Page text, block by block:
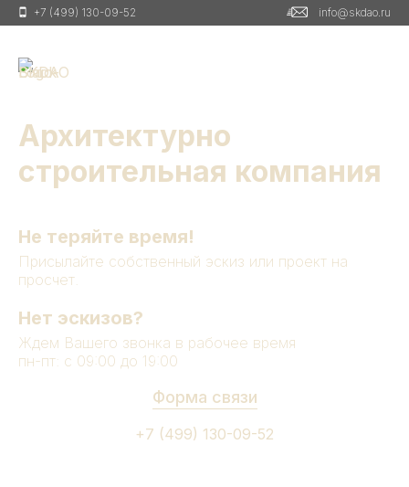
+7 (499) 130-09-52 info@skdao.ru
Архитектурно
строительная компания
Не теряйте время!
Присылайте собственный эскиз или проект на
просчет.
Нет эскизов?
Ждем Вашего звонка в рабочее время
пн-пт: с 09:00 до 19:00
Форма связи
+7 (499) 130-09-52